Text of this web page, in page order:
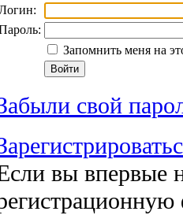
Запомнить меня на
свой
вы впервые